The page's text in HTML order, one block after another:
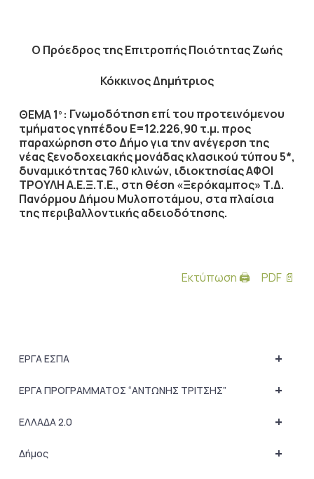
Ο Πρόεδροςτης Επιτροπής Ποιότητας Ζωής
Κόκκινος Δημήτριος
ΘΕΜΑ 1 ο : Γνωμοδότηση επί του προτεινόμενου
τμήματος γηπέδου Ε=12.226,90 τ.μ. προς
παραχώρηση στο Δήμο για την ανέγερση της
νέας ξενοδοχειακής μονάδας κλασικού τύπου 5*,
δυναμικότητας 760 κλινών, ιδιοκτησίας ΑΦΟΙ
ΤΡΟΥΛΗ Α.Ε.Ξ.Τ.Ε., στη θέση «Ξερόκαμπος» Τ.Δ.
Πανόρμου Δήμου Μυλοποτάμου, στα πλαίσια
της περιβαλλοντικής αδειοδότησης.
Εκτύπωση 🖨 PDF 📄
+
ΕΡΓΑ ΕΣΠΑ
+
ΕΡΓΑ ΠΡΟΓΡΑΜΜΑΤΟΣ “ΑΝΤΩΝΗΣ ΤΡΙΤΣΗΣ”
+
ΕΛΛΑΔΑ 2.0
+
Δήμος